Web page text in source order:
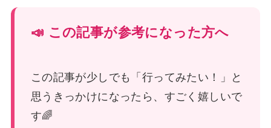
📣 この記事が参考になった方へ
この記事が少しでも「行ってみたい！」と
思うきっかけになったら、すごく嬉しいで
す🌈